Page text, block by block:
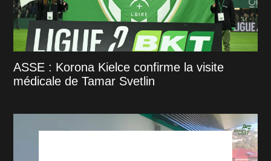
ASSE : Korona Kielce confirme la visite
médicale de Tamar Svetlin